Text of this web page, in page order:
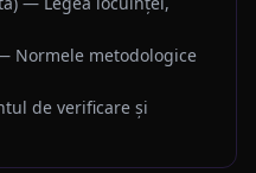
Normele metodologice
de verificare și